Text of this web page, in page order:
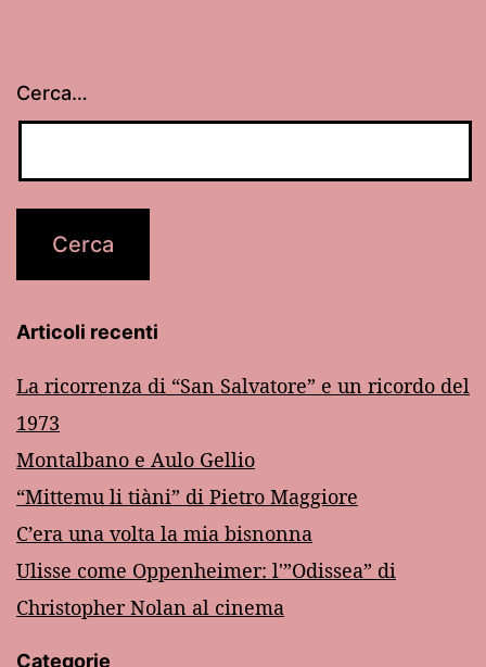
Cerca…
Articoli recenti
La ricorrenza di “San Salvatore” e un ricordo del
1973
Montalbano e Aulo Gellio
“Mittemu li tiàni” di Pietro Maggiore
C’era una volta la mia bisnonna
Ulisse come Oppenheimer: l'”Odissea” di
Christopher Nolan al cinema
Categorie